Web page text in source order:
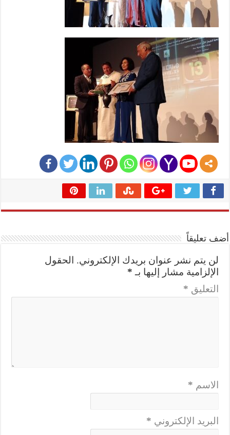
أضف تعليقاً
لن يتم نشر عنوان بريدك الإلكتروني.
الحقول
الإلزامية مشار إليها بـ *
التعليق *
الاسم *
البريد الإلكتروني *